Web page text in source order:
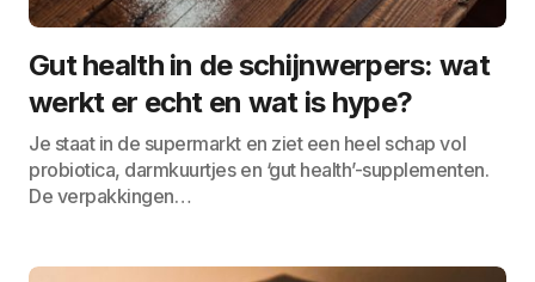
Gut health in de schijnwerpers: wat
werkt er echt en wat is hype?
Je staat in de supermarkt en ziet een heel schap vol
probiotica, darmkuurtjes en ‘gut health’-supplementen.
De verpakkingen…